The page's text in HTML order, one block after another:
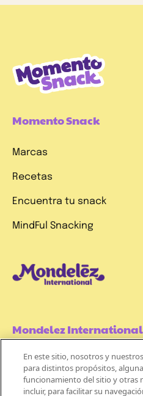
Momento Snack
Marcas
Recetas
Encuentra tu snack
MindFul Snacking
Mondelez International
Términos de uso
Políticas de Privacidad
En este sitio, nosotros y
para distintos propósitos,
funcionamiento del sitio y otras
incluir, para facilitar su